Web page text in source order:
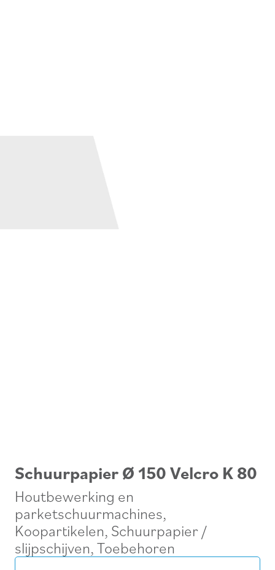
Schuurpapier Ø 150 Velcro K 80
Houtbewerking en
parketschuurmachines,
Koopartikelen, Schuurpapier /
slijpschijven,Toebehoren